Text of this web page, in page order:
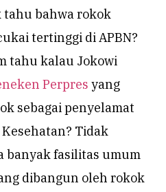
tahu bahwa rokok
tertinggi di APBN?
tahu kalau Jokowi
Perpres yang
sebagai penyelamat
Tidak
banyak fasilitas umum
dibangun oleh rokok